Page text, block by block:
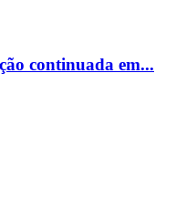
continuada em...